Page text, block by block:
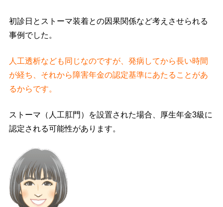
初診日とストーマ装着との因果関係など考えさせられる
事例でした。
人工透析なども同じなのですが、発病してから長い時間
が経ち、それから障害年金の認定基準にあたることがあ
るからです。
ストーマ（人工肛門）を設置された場合、厚生年金3級に
認定される可能性があります。